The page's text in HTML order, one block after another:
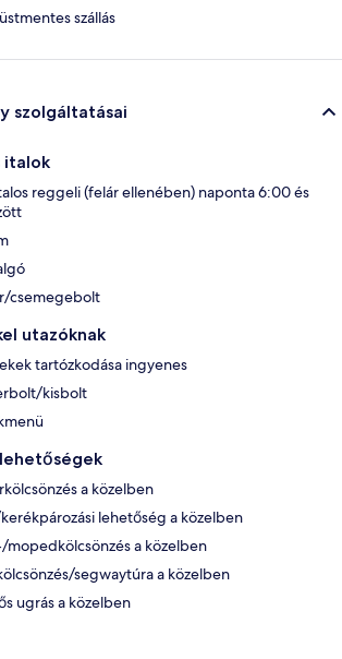
szállás
szolgáltatásai
italok
reggeli (felár ellenében) naponta 6:00 és
csemegebolt
utazóknak
tartózkodása ingyenes
kisbolt
a közelben
lehetőség a közelben
mopedkölcsönzés a közelben
segwaytúra a közelben
ugrás a közelben